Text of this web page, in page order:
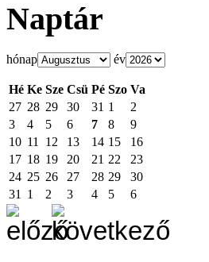
Naptár
hónap év
Hé Ke Sze Csü Pé Szo Va
27 28 29 30 31 1
2
3
4 5 6 7 8
9
10 11 12 13 14 15
16
17 18 19 20 21 22
23
24 25 26 27 28 29
30
31
1 2 3 4 5 6